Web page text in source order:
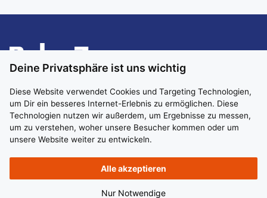
Deine Privatsphäre ist uns wichtig
Diese Website verwendet Cookies und Targeting Technologien,
um Dir ein besseres Internet-Erlebnis zu ermöglichen. Diese
Technologien nutzen wir außerdem, um Ergebnisse zu messen,
um zu verstehen, woher unsere Besucher kommen oder um
unsere Website weiter zu entwickeln.
Alle akzeptieren
Nur Notwendige
© 2026 BplusZ Verwaltungs GmbH. All rights reserved.